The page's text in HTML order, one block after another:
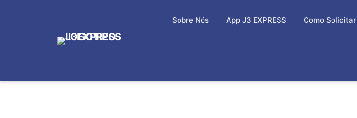
Sobre Nós App J3 EXPRESS Como Solicitar